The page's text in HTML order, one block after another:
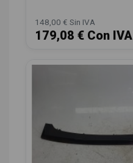
148,00 € Sin IVA
179,08 € Con IVA